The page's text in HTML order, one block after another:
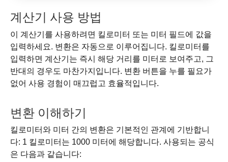
계산기 사용 방법
이 계산기를 사용하려면 킬로미터 또는 미터 필드에 값을
입력하세요. 변환은 자동으로 이루어집니다. 킬로미터를
입력하면 계산기는 즉시 해당 거리를 미터로 보여주고, 그
반대의 경우도 마찬가지입니다. 변환 버튼을 누를 필요가
없어 사용 경험이 매끄럽고 효율적입니다.
변환 이해하기
킬로미터와 미터 간의 변환은 기본적인 관계에 기반합니
다: 1 킬로미터는 1000 미터에 해당합니다. 사용되는 공식
은 다음과 같습니다: